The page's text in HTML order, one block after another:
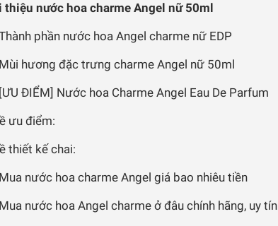
thiệu nước hoa charme Angel nữ 50ml
phần nước hoa Angel charme nữ EDP
hương đặc trưng charme Angel nữ 50ml
ĐIỂM] Nước hoa Charme Angel Eau De Parfum
ưu điểm:
thiết kế chai:
nước hoa charme Angel giá bao nhiêu tiền
nước hoa Angel charme ở đâu chính hãng, uy tín